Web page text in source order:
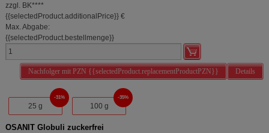
zzgl. BK****
{{selectedProduct.additionalPrice}} €
Max. Abgabe:
{{selectedProduct.bestellmenge}}
Details
Nachfolger mit PZN {{selectedProduct.replacementProductPZN}}
25 g
31%
100 g
35%
OSANIT Globuli zuckerfrei